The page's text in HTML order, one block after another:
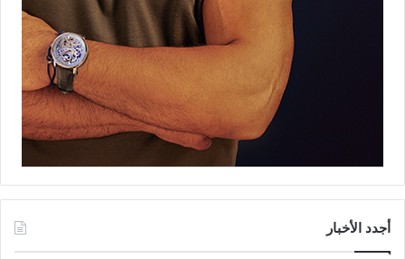
أجدد الأخبار